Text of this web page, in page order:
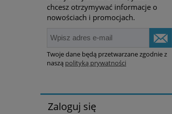
chcesz otrzymywać informacje o
nowościach i promocjach.
Twoje dane będą przetwarzane zgodnie z
naszą polityką prywatności
Zaloguj się